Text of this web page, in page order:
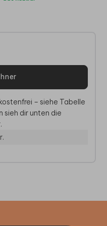
TRINKFLASCHE
– siehe Tabelle
sieh dir unten die